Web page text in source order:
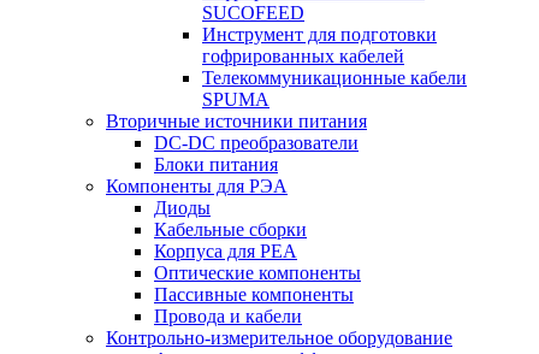
SUCOFEED
Инструмент для подготовки
гофрированных кабелей
Телекоммуникационные кабели
SPUMA
Вторичные источники питания
DC-DC преобразователи
Блоки питания
Компоненты для РЭА
Диоды
Кабельные сборки
Корпуса для РЕА
Оптические компоненты
Пассивные компоненты
Провода и кабели
Контрольно-измерительное оборудование